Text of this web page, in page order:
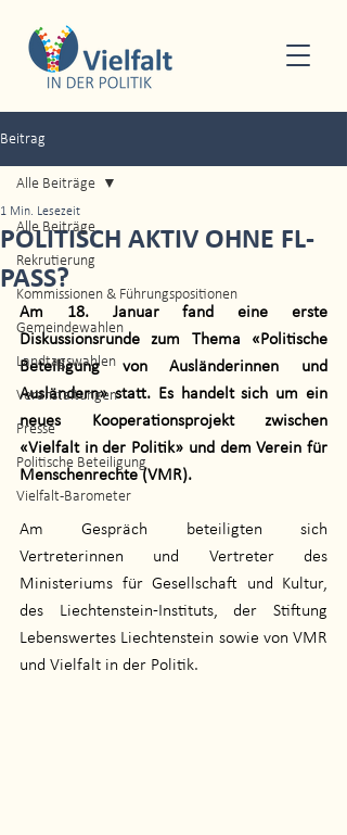
Beitrag
Alle Beiträge
Rekrutierung
Kommissionen & Führungspositionen
Gemeindewahlen
Landtagswahlen
Veranstaltungen
Presse
Politische Beteiligung
Vielfalt-Barometer
Alle Beiträge
POLITISCH AKTIV OHNE FL-
PASS?
1 Min. Lesezeit
Am 18. Januar fand eine erste
Diskussionsrunde zum Thema «Politische
Beteiligung von Ausländerinnen und
Ausländern» statt. Es handelt sich um ein
neues Kooperationsprojekt zwischen
«Vielfalt in der Politik» und dem Verein für
Menschenrechte (VMR).
Am Gespräch beteiligten sich
Vertreterinnen und Vertreter des
Ministeriums für Gesellschaft und Kultur,
des Liechtenstein-Instituts, der Stiftung
Lebenswertes Liechtenstein sowie von VMR
und Vielfalt in der Politik.